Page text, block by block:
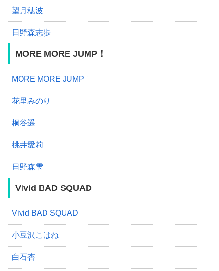
望月穂波
日野森志歩
MORE MORE JUMP！
MORE MORE JUMP！
花里みのり
桐谷遥
桃井愛莉
日野森雫
Vivid BAD SQUAD
Vivid BAD SQUAD
小豆沢こはね
白石杏